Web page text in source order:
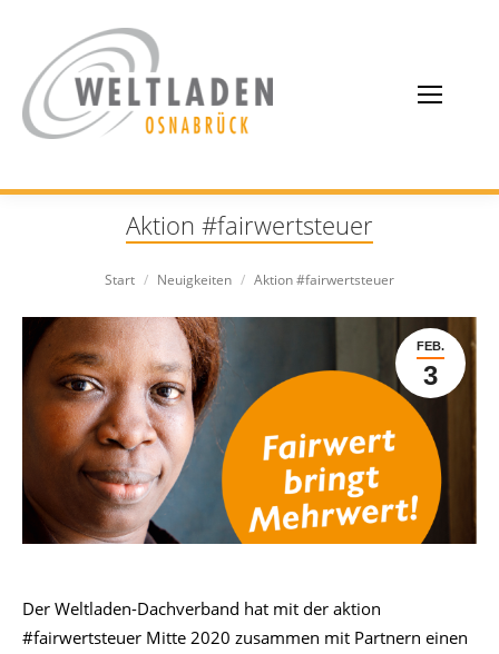
Aktion #fairwertsteuer
Sie befinden sich hier:
Start Neuigkeiten Aktion #fairwertsteuer
FEB.
3
Der Weltladen-Dachverband hat mit der aktion
#fairwertsteuer Mitte 2020 zusammen mit Partnern einen